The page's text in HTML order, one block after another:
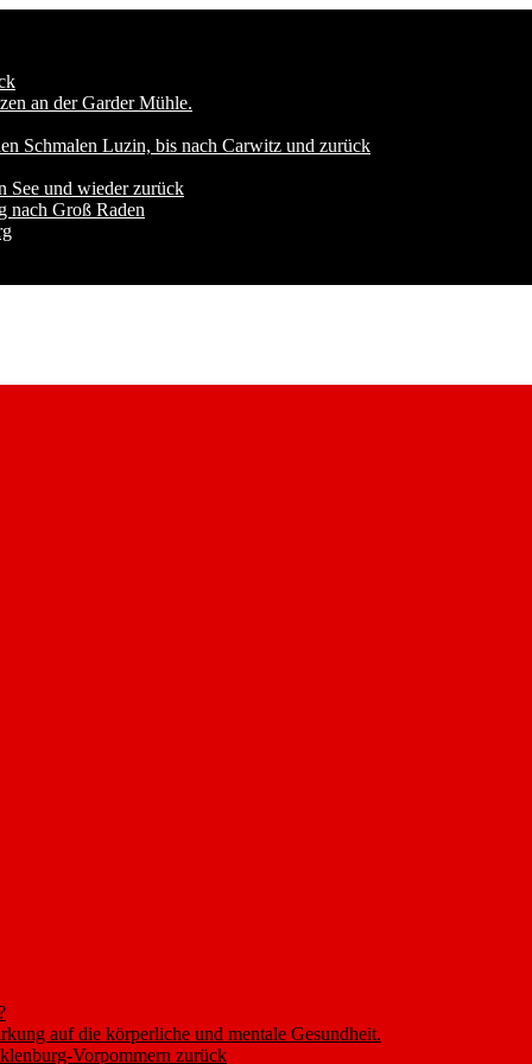
an der Garder Mühle.
Schmalen Luzin, bis nach Carwitz und zurück
See und wieder zurück
nach Groß Raden
auf die körperliche und mentale Gesundheit.
Vorpommern zurück